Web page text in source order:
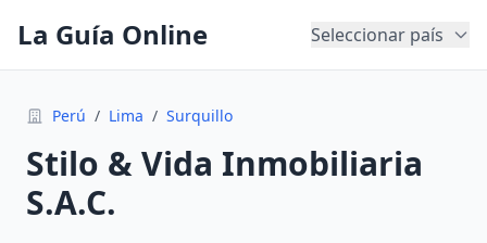
La Guía Online Seleccionar país
Perú / Lima / Surquillo
Stilo & Vida Inmobiliaria
S.A.C.